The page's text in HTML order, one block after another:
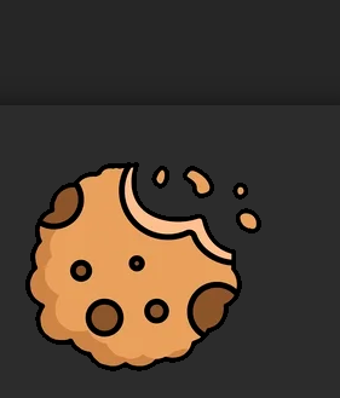
из углеродистой стали, 100 шт/